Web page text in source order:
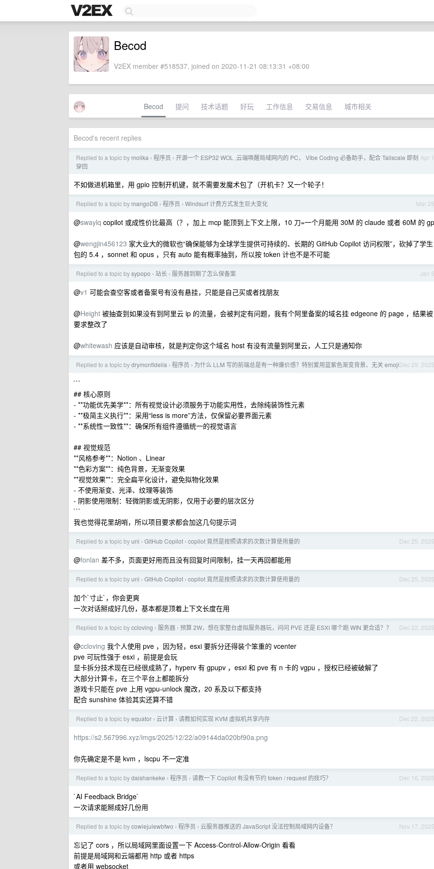
Becod
V2EX member #518537, joined on 2020-11-21 08:13:31 +08:00
Becod 提问 技术话题 好玩 工作信息 交易信息 城市相关
Becod's recent replies
Apr 1
Replied to a topic by molika › 程序员 › 开源一个 ESP32 WOL ,云端唤醒局域网内的 PC， Vibe Coding 必备助手，配合 Tailscale 即刻
穿回
不如做进机箱里，用 gpio 控制开机键，就不需要发魔术包了（开机卡？又一个轮子！
Mar 25
Replied to a topic by mangoDB › 程序员 › Windsurf 计费方式发生巨大变化
@swaylq copilot 或成性价比最高（？，加上 mcp 能顶到上下文上限，10 刀=一个月能用 30M 的 claude 或者 60M 的
@wengjin456123 家大业大的微软也“确保能够为全球学生提供可持续的、长期的 GitHub Copilot 访问权限”，砍掉了学生
包的 5.4 ，sonnet 和 opus ，只有 auto 能有概率抽到，所以按 token 计也不是不可能
Jan 5
Replied to a topic bysypopo › 站长 › 服务器到期了怎么保备案
@v1 可能会查空客或者备案号有没有悬挂，只能是自己买或者找朋友
@Height 被抽查到如果没有到阿里云 ip 的流量，会被判定有问题，我有个阿里备案的域名挂 edgeone 的 page ，结果被
要求整改了
@whitewash 应该是自动审核，就是判定你这个域名 host 有没有流量到阿里云，人工只是通知你
Dec 29, 2025
Replied to a topic bydrymonfidelia › 程序员 › 为什么 LLM 写的前端总是有一种廉价感？特别爱用蓝紫色渐变背景、无关 emoji
```
## 核心原则
- **功能优先美学**：所有视觉设计必须服务于功能实用性，去除纯装饰性元素
- **极简主义执行**：采用“less is more”方法，仅保留必要界面元素
- **系统性一致性**：确保所有组件遵循统一的视觉语言
## 视觉规范
**风格参考**：Notion 、Linear
**色彩方案**：纯色背景，无渐变效果
**视觉效果**：完全扁平化设计，避免拟物化效果
- 不使用渐变、光泽、纹理等装饰
- 阴影使用限制：轻微阴影或无阴影，仅用于必要的层次区分
```
我也觉得花里胡哨，所以项目要求都会加这几句提示词
Dec 25, 2025
Replied to a topic byuni › GitHub Copilot › copilot 竟然是按照请求的次数计算使用量的
@fonlan 差不多，页面更好用而且没有回复时间限制，挂一天再回都能用
Dec 25, 2025
Replied to a topic byuni › GitHub Copilot › copilot 竟然是按照请求的次数计算使用量的
加个`寸止`，你会更爽
一次对话掰成好几份，基本都是顶着上下文长度在用
Dec 22, 2025
Replied to a topic byccloving › 服务器 › 预算 2W，想在家整台虚拟服务器玩，问问 PVE 还是 ESXI 哪个跑 WIN 更合适？？
@ccloving 我个人使用 pve ，因为轻，esxi 要拆分还得装个笨重的 vcenter
pve 可玩性强于 esxi ，前提是会玩
显卡拆分技术现在已经很成熟了，hyperv 有 gpupv ，esxi 和 pve 有 n 卡的 vgpu ，授权已经被破解了
大部分计算卡，在三个平台上都能拆分
游戏卡只能在 pve 上用 vgpu-unlock 魔改，20 系及以下都支持
配合 sunshine 体验其实还算不错
Dec 22, 2025
Replied to a topic byequator › 云计算 › 请教如何实现 KVM 虚拟机共享内存
https://s2.567996.xyz/imgs/2025/12/22/a09144da020bf90a.png
你先确定是不是 kvm ，lscpu 不一定准
Dec 16, 2025
Replied to a topic bydaishankeke › 程序员 › 请教一下 Copilot 有没有节约 token / request 的技巧？
`AI Feedback Bridge`
一次请求能掰成好几份用
Nov 17, 2025
Replied to a topic bycowiejulewbfwo › 程序员 › 云服务器推送的 JavaScript 没法控制局域网内设备？
忘记了 cors ，所以局域网里面设置一下 Access-Control-Allow-Origin 看看
前提是局域网和云端都用 http 或者 https
或者用 websocket